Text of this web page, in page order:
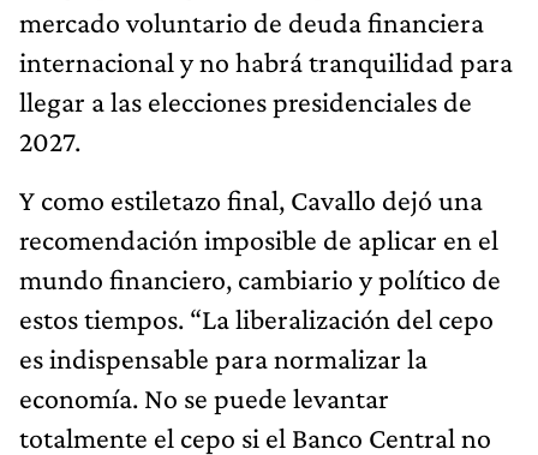
mercado voluntario de deuda financiera
internacional y no habrá tranquilidad para
llegar a las elecciones presidenciales de
2027.
Y como estiletazo final, Cavallo dejó una
recomendación imposible de aplicar en el
mundo financiero, cambiario y político de
estos tiempos. “La liberalización del cepo
es indispensable para normalizar la
economía. No se puede levantar
totalmente el cepo si el Banco Central no